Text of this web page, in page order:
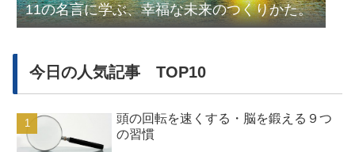
11の名言に学ぶ、幸福な未来のつくりかた。
今日の人気記事 TOP10
頭の回転を速くする・脳を鍛える９つ
の習慣